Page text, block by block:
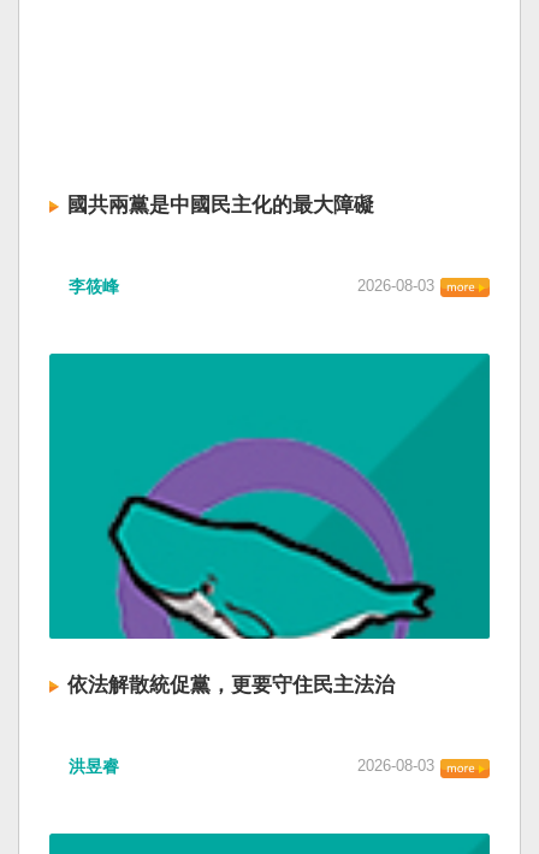
國共兩黨是中國民主化的最大障礙
李筱峰 2026-08-03
依法解散統促黨，更要守住民主法治
洪昱睿 2026-08-03